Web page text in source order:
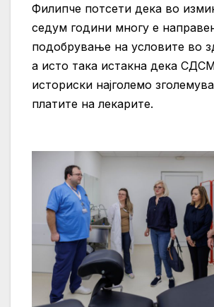
Филипче потсети дека во
седум години многу е
подобрување на условите во
а исто така истакна дека
историски најголемо
платите на лекарите.